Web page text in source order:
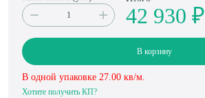
42 930 ₽
В корзину
В одной упаковке 27.00 кв/м.
Хотите получить КП?